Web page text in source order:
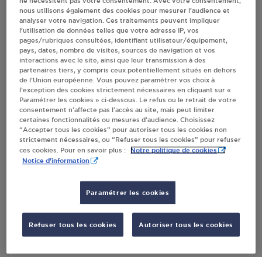
Villes
DISTRIBUTEUR AUTOMATIQUE 24/24
INTERMARCHE CUERS
QUARTIER DU DEFENS
83390CUERS
S'Y RENDRE
INTERMARCHE SUPER LES PALMIERS CUERS
91 RUE DE LA MERLETTE
S'Y RENDRE
nous utilisons également des cookies pour mesurer l’audience et
analyser votre navigation. Ces traitements peuvent impliquer
l’utilisation de données telles que votre adresse IP, vos
pages/rubriques consultées, identifiant utilisateur/équipement,
pays, dates, nombre de visites, sources de navigation et vos
interactions avec le site, ainsi que leur transmission à des
partenaires tiers, y compris ceux potentiellement situés en dehors
de l’Union européenne. Vous pouvez paramétrer vos choix à
l’exception des cookies strictement nécessaires en cliquant sur «
Paramétrer les cookies » ci-dessous. Le refus ou le retrait de votre
consentement n’affecte pas l’accès au site, mais peut limiter
certaines fonctionnalités ou mesures d’audience. Choisissez
“Accepter tous les cookies” pour autoriser tous les cookies non
strictement nécessaires, ou “Refuser tous les cookies” pour refuser
ces cookies. Pour en savoir plus :
Notre politique de cookies
Notice d'information
Paramétrer les cookies
Refuser tous les cookies Autoriser tous les cookies